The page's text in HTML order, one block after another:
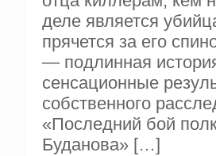
деле является
прячется за его
— подлинная
сенсационные
собственного
«Последний бой
Буданова» […]